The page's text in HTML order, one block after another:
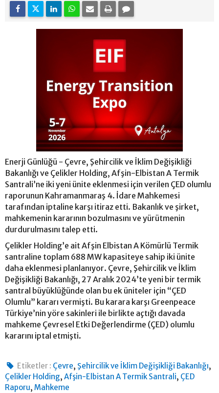
Enerji Günlüğü - Çevre, Şehircilik ve İklim Değişikliği
Bakanlığı ve Çelikler Holding, Afşin-Elbistan A Termik
Santrali’ne iki yeni ünite eklenmesi için verilen ÇED olumlu
raporunun Kahramanmaraş 4. İdare Mahkemesi
tarafından iptaline karşı itiraz etti. Bakanlık ve şirket,
mahkemenin kararının bozulmasını ve yürütmenin
durdurulmasını talep etti.
Çelikler Holding’e ait Afşin Elbistan A Kömürlü Termik
santraline toplam 688 MW kapasiteye sahip iki ünite
daha eklenmesi planlanıyor. Çevre, Şehircilik ve İklim
Değişikliği Bakanlığı, 27 Aralık 2024’te yeni bir termik
santral büyüklüğünde olan bu ek üniteler için “ÇED
Olumlu” kararı vermişti. Bu karara karşı Greenpeace
Türkiye’nin yöre sakinleri ile birlikte açtığı davada
mahkeme Çevresel Etki Değerlendirme (ÇED) olumlu
kararını iptal etmişti.
Etiketler : Çevre, Şehircilik ve İklim Değişikliği Bakanlığı,
Çelikler Holding, Afşin-Elbistan A Termik Santrali, ÇED
Raporu, Mahkeme